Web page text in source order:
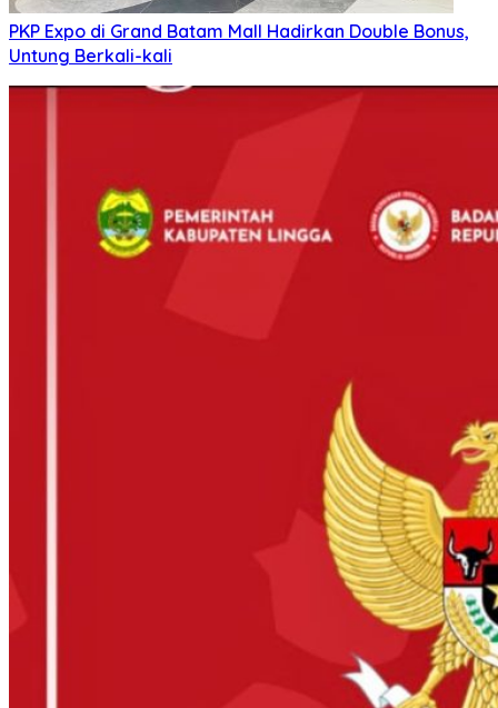
PKP Expo di Grand Batam Mall Hadirkan Double Bonus,
Untung Berkali-kali